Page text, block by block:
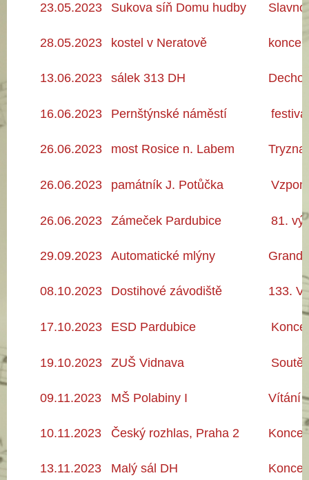
23.05.2023 Sukova síň Domu hudby
28.05.2023 kostel v Neratově
13.06.2023 sálek 313 DH
16.06.2023 Pernštýnské náměstí
26.06.2023 most Rosice n. Labem
26.06.2023 památník J. Potůčka
26.06.2023 Zámeček Pardubice 81. v
29.09.2023 Automatické mlýny Grand
08.10.2023 Dostihové závodiště 133.
17.10.2023 ESD Pardubice
19.10.2023 ZUŠ Vidnava
09.11.2023 MŠ Polabiny I Vítání
10.11.2023 Český rozhlas, Praha 2
13.11.2023 Malý sál DH